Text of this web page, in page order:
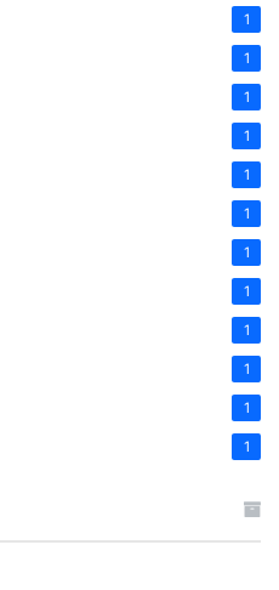
1
1
1
1
1
1
1
1
1
1
1
1